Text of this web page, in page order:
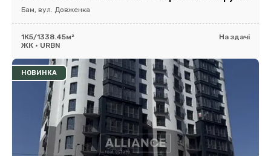
Бам, вул. Довженка
1К5/1338.45м²
На здачі
ЖК • URBN
НОВИНКА